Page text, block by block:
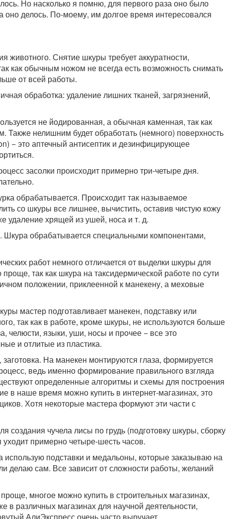
Но насколько я помню, для первого раза оно было
делось. По-моему, им долгое время интересовался
животного. Снятие шкуры требует аккуратности,
как обычным ножом не всегда есть возможность снимать
от всей работы.
обработка: удаление лишних тканей, загрязнений,
не йодированная, а обычная каменная, так как
нелишним будет обработать (немного) поверхность
− это аптечный антисептик и дезинфицирующее
засолки происходит примерно три-четыре дня.
обрабатывается. Происходит так называемое
со шкуры все лишнее, вычистить, оставив чистую кожу
удаление хрящей из ушей, носа и т. д.
Шкура обрабатывается специальными компонентами,
работ немного отличается от выделки шкуры для
так как шкура на таксидермической работе по сути
положении, приклеенной к манекену, а меховые
мастер подготавливает манекен, подставку или
так как в работе, кроме шкуры, не используются больше
челюсти, языки, уши, носы и прочее − все это
и отлитые из пластика.
На манекен монтируются глаза, формируется
ведь именно формирование правильного взгляда
определенные алгоритмы и схемы для построения
в наше время можно купить в интернет-магазинах, это
Хотя некоторые мастера формуют эти части с
создания чучела лисы по грудь (подготовку шкуры, сборку
примерно четыре-шесть часов.
подставки и медальоны, которые заказываю на
делаю сам. Все зависит от сложности работы, желаний
многое можно купить в строительных магазинах,
в различных магазинах для научной деятельности,